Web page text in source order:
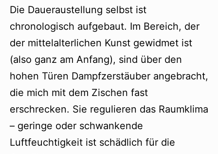
Die Daueraustellung selbst ist
chronologisch aufgebaut. Im Bereich, der
der mittelalterlichen Kunst gewidmet ist
(also ganz am Anfang), sind über den
hohen Türen Dampfzerstäuber angebracht,
die mich mit dem Zischen fast
erschrecken. Sie regulieren das Raumklima
– geringe oder schwankende
Luftfeuchtigkeit ist schädlich für die